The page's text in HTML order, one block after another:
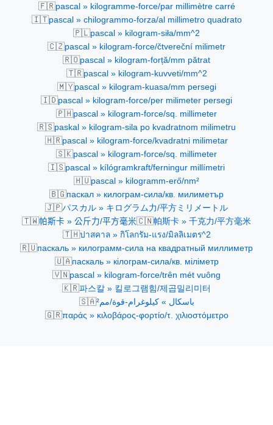
🇫🇷pascal » kilogramme-force/par millimètre carré
🇮🇹pascal » chilogrammo-forza/al millimetro quadrato
🇵🇱pascal » kilogram-siła/mm^2
🇨🇿pascal » kilogram-force/čtvereční milimetr
🇷🇴pascal » kilogram-forță/mm pătrat
🇹🇷pascal » kilogram-kuvveti/mm^2
🇲🇾pascal » kilogram-kuasa/mm persegi
🇮🇩pascal » kilogram-force/per milimeter persegi
🇵🇭pascal » kilogram-force/sq. millimeter
🇷🇸paskal » kilogram-sila po kvadratnom milimetru
🇭🇷pascal » kilogram-force/kvadratni milimetar
🇸🇰pascal » kilogram-force/sq. millimeter
🇮🇸pascal » kílógramkraft/ferningur millímetri
🇭🇺pascal » kilogramm-erő/nm²
🇧🇬паскал » килограм-сила/кв. милиметър
🇯🇵パスカル » キログラム力/平方ミリメートル
🇹🇼帕斯卡 » 公斤力/平方毫米🇨🇳帕斯卡 » 千克力/平方毫米
🇹🇭ปาสคาล » กิโลกรัม-แรง/มิลลิเมตร^2
🇷🇺паскаль » килограмм-сила на квадратный миллиметр
🇺🇦паскаль » кілограм-сила/кв. міліметр
🇻🇳pascal » kilogram-force/trên mét vuông
🇰🇷파스칼 » 킬로그램힘/제곱밀리미터
🇸🇦 باسكال » كيلوغرام-قوة/مم²
🇬🇷παράς » κιλοβάρος-φορτίο/τ. χιλιοστόμετρο